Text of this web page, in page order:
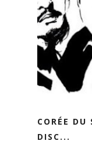
CORÉE
DISC...